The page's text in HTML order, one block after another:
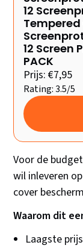
12
12 Screen
PACK
Prijs: €7,95
Rating: 3.5/5
Voor de
wil inleveren
cover
Waarom dit
Laagste